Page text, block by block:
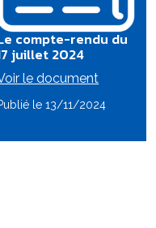
compte-rendu du
juillet 2024
le document
le 13/11/2024